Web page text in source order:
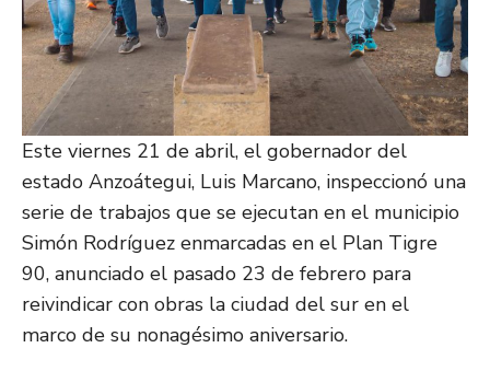
Este viernes 21 de abril, el gobernador del
estado Anzoátegui, Luis Marcano, inspeccionó una
serie de trabajos que se ejecutan en el municipio
Simón Rodríguez enmarcadas en el Plan Tigre
90, anunciado el pasado 23 de febrero para
reivindicar con obras la ciudad del sur en el
marco de su nonagésimo aniversario.